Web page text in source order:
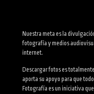
Nuestra meta es la
fotografía y medios
internet.
Descargar fotos es
aporta su apoyo para que
Fotografía es un iniciativa